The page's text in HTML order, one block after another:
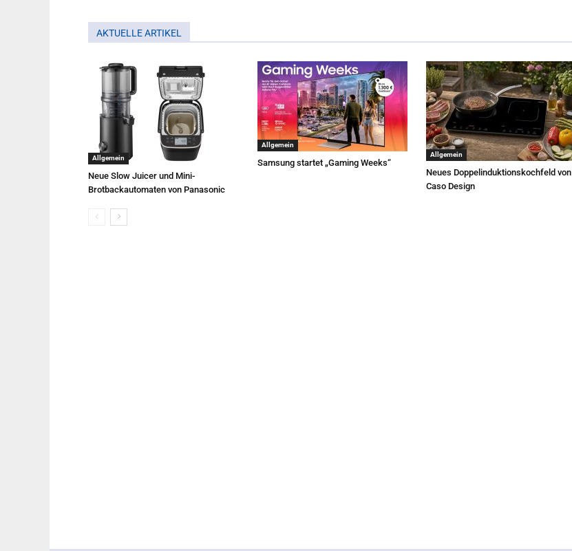
AKTUELLE ARTIKEL
Allgemein
Neue Slow Juicer und Mini-
Brotbackautomaten von Panasonic
Allgemein
Samsung startet „Gaming Weeks“
Allgemein
Neues Doppelinduktionskochfeld von
Caso Design